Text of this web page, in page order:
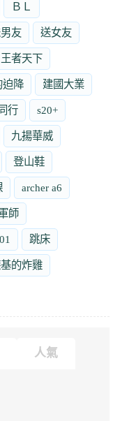
ＢＬ
友 送女友
王者天下
迫降 建國大業
行 s20+
九揚華威
登山鞋
archer a6
師
跳床
的炸雞
人氣